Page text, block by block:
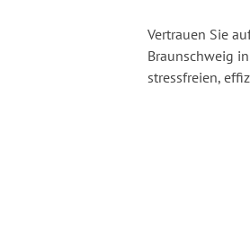
Vertrauen Sie
Braunschweig in
stressfreien,